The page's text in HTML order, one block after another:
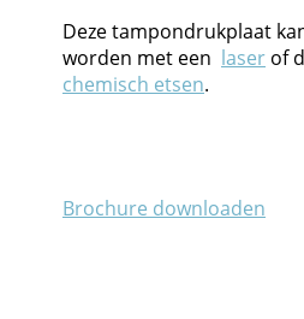
Deze tampondrukplaat
worden met een laser of
chemisch etsen.
Brochure downloaden